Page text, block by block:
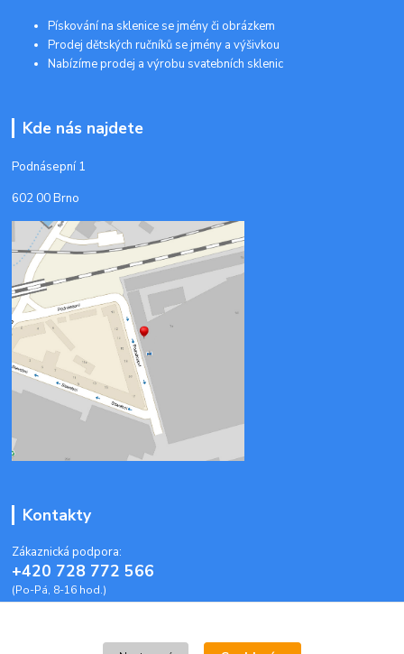
Pískování na sklenice se jmény či obrázkem
Prodej dětských ručníků se jmény a výšivkou
Nabízíme prodej a výrobu svatebních sklenic
Kde nás najdete
Podnásepní 1
602 00 Brno
Kontakty
Zákaznická podpora:
+420 728 772 566
(Po-Pá, 8-16 hod.)